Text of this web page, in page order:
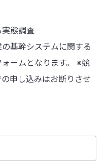
態調査
の基幹システムに関する
ームとなります。 ※競
申し込みはお断りさせ